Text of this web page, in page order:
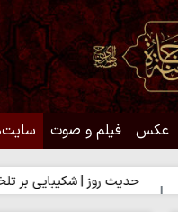
عکس فیلم و صوت
حدیث روز | شکیبایی بر تلخی حق